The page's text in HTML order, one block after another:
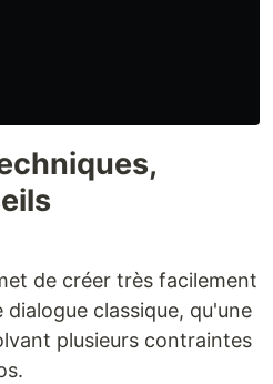
de créer très facilement
classique, qu'une
plusieurs contraintes